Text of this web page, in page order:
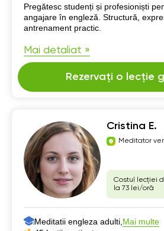
Despre mine
Pregătesc studenți și profesioniști
angajare în engleză. Structură,
antrenament practic.
Mai detaliat »
Rezervați o lecție
Cristina E.
Meditator
Costul lecției
la 73 lei/oră
Meditatii engleza adulti, Mai multe